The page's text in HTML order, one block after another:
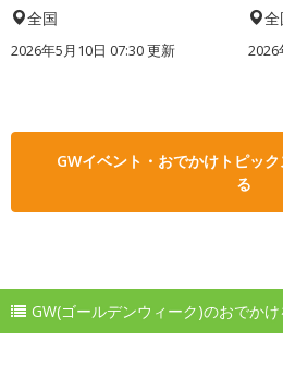
全国
2026年5月10日 07:30 更新
全
2026
GWイベント・おでかけトピッ
る
GW(ゴールデンウィーク)のおでか